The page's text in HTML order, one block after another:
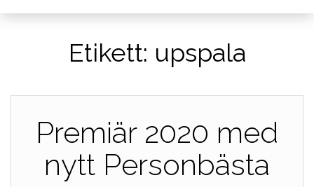
Etikett: upspala
Premiär 2020 med
nytt Personbästa